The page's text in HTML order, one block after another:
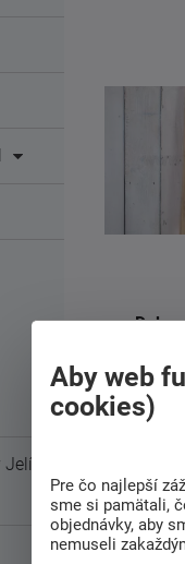
Deka
od
Dodáváme
Hebučká
Nechajte
Aby web
cookies)
Pre čo najlepší
sme si pamätali,
objednávky, aby
nemuseli